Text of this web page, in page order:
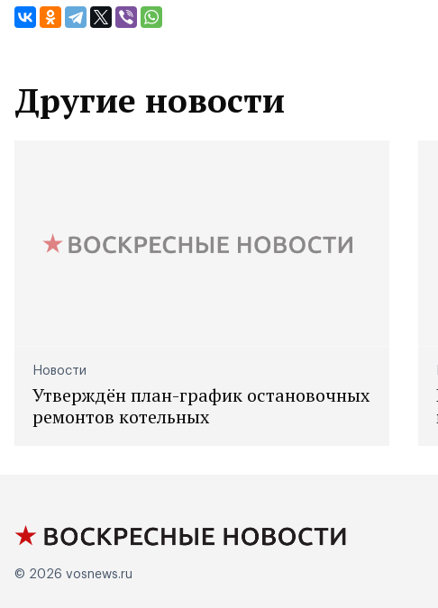
Другие новости
Новости
Утверждён план-график остановочных
ремонтов котельных
© 2026 vosnews.ru